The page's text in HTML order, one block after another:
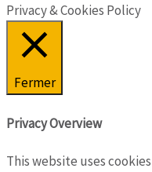
Privacy & Cookies Policy
Fermer
Privacy Overview
This website uses